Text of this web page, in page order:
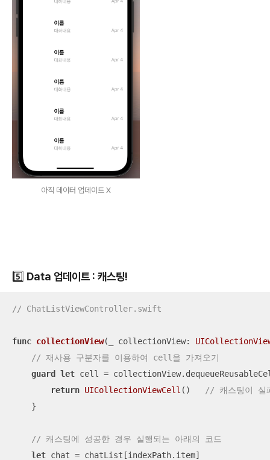
아직 데이터 업데이트 X
5️⃣ Data 업데이트 : 캐스팅!
// ChatListViewController.swift
func collectionView( collectionView:
// 재사용 구분자를 이용하여 cell을 가져오기
guard
let cell =
return UICollectionViewCell ()
// 캐스팅이 실
    }
// 캐스팅에 성공한 경우 실행되는 아래의 코드
let chat = chatList[indexPath.item]